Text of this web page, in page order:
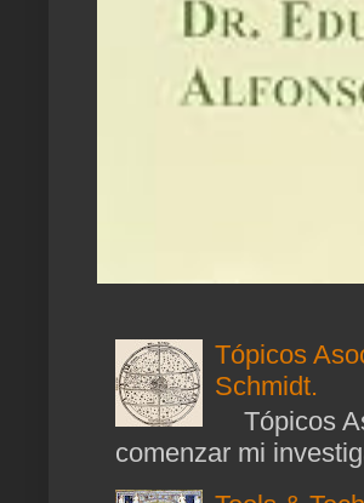
Tópicos
Schmidt.
Tópicos
comenzar mi